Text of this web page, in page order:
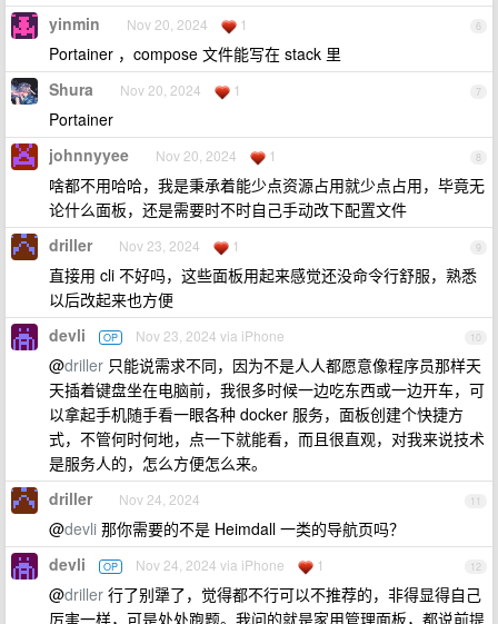
6
yinmin Nov 20, 2024 1
Portainer ，compose 文件能写在 stack 里
7
Shura Nov 20, 2024 1
Portainer
8
johnnyyee Nov 20, 2024 1
啥都不用哈哈，我是秉承着能少点资源占用就少点占用，毕竟无
论什么面板，还是需要时不时自己手动改下配置文件
9
driller Nov 23, 2024 1
直接用 cli 不好吗，这些面板用起来感觉还没命令行舒服，熟悉
以后改起来也方便
10
devli OP Nov 23, 2024 via iPhone
@driller 只能说需求不同，因为不是人人都愿意像程序员那样天
天插着键盘坐在电脑前，我很多时候一边吃东西或一边开车，可
以拿起手机随手看一眼各种 docker 服务，面板创建个快捷方
式，不管何时何地，点一下就能看，而且很直观，对我来说技术
是服务人的，怎么方便怎么来。
11
driller Nov 24, 2024
@devli 那你需要的不是 Heimdall 一类的导航页吗？
12
devli OP Nov 24, 2024 via iPhone 1
@driller 行了别犟了，觉得都不行可以不推荐的，非得显得自己
厉害一样，可是处处跑题。我问的就是家用管理面板，都说前提